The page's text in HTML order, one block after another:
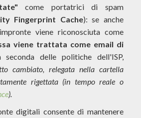
come portatrici di spam
Fingerprint Cache): se anche
viene riconosciuta come
viene trattata come email di
delle politiche dell'ISP,
cambiato, relegata nella cartella
rigettata (in tempo reale o
).
digitali consente di mantenere